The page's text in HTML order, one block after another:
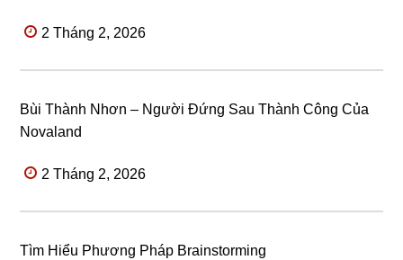
2 Tháng 2, 2026
Bùi Thành Nhơn – Người Đứng Sau Thành Công Của
Novaland
2 Tháng 2, 2026
Tìm Hiểu Phương Pháp Brainstorming